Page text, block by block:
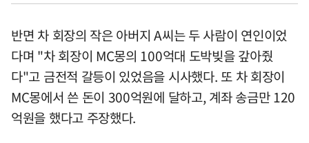
반면 차 회장의 작은 아버지 A씨는 두 사람이 연인이었
다며 "차 회장이 MC몽의 100억대 도박빚을 갚아줬
다"고 금전적 갈등이 있었음을 시사했다. 또 차 회장이
MC몽에서 쓴 돈이 300억원에 달하고, 계좌 송금만 120
억원을 했다고 주장했다.